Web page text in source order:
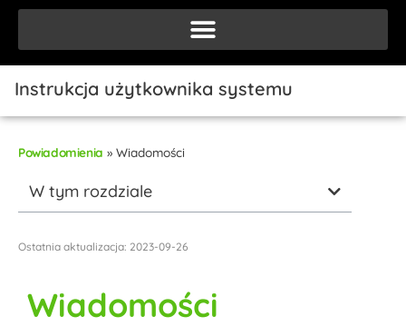
Instrukcja użytkownika systemu
Powiadomienia » Wiadomości
W tym rozdziale
Ostatnia aktualizacja: 2023-09-26
Wiadomości